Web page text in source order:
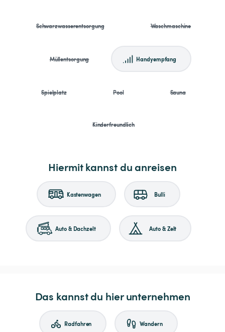
Schwarzwasserentsorgung Waschmaschine
Müllentsorgung Handyempfang
Spielplatz Pool Sauna
Kinderfreundlich
Hiermit kannst du anreisen
Kastenwagen Bulli
Auto & Dachzelt Auto & Zelt
Das kannst du hier unternehmen
Radfahren Wandern